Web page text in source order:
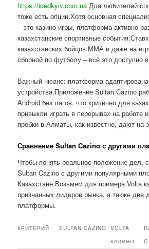
https://icedkyiv.com.ua Для любителей
тоже есть опции.Хотя основная
– это казино-игры, платформа активно
казахстанские спортивные
казахстанских бойцов ММА и даже на
сборной по футболу – всё это доступно
Важный нюанс: платформа
устройства.Приложение Sultan Cazino
Android без лагов, что критично для
привыкли играть в перерывах на работе
пробки в Алматы, как известно, дают на
Сравнение Sultan Cazino с другими
Чтобы понять реальное положение дел,
Sultan Cazino с другими популярными
Казахстане.Возьмём для примера Volta
признанных лидеров рынка, а также две
платформы.
КРИТЕРИЙ SULTAN CAZINO
VOLTA
КАЗИНО
C